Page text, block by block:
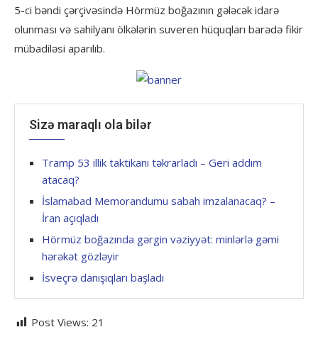
5-ci bəndi çərçivəsində Hörmüz boğazının gələcək idarə
olunması və sahilyanı ölkələrin suveren hüquqları barədə fikir
mübadiləsi aparılıb.
Sizə maraqlı ola bilər
Tramp 53 illik taktikanı təkrarladı – Geri addım
atacaq?
İslamabad Memorandumu sabah imzalanacaq? –
İran açıqladı
Hörmüz boğazında gərgin vəziyyət: minlərlə gəmi
hərəkət gözləyir
İsveçrə danışıqları başladı
Post Views: 21